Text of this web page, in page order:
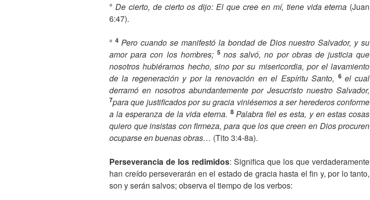
° De cierto, de cierto os dijo: El que cree en mí, tiene vida eterna (Juan
6:47).
° 4 Pero cuando se manifestó la bondad de Dios nuestro Salvador, y su
amor para con los hombres; 5 nos salvó, no por obras de justicia que
nosotros hubiéramos hecho, sino por su misericordia, por el lavamiento
de la regeneración y por la renovación en el Espíritu Santo, 6 el cual
derramó en nosotros abundantemente por Jesucristo nuestro Salvador,
7para que justificados por su gracia viniésemos a ser herederos conforme
a la esperanza de la vida eterna. 8 Palabra fiel es esta, y en estas cosas
quiero que insistas con firmeza, para que los que creen en Dios procuren
ocuparse en buenas obras… (Tito 3:4-8a).
Perseverancia de los redimidos: Significa que los que verdaderamente
han creído perseverarán en el estado de gracia hasta el fin y, por lo tanto,
son y serán salvos; observa el tiempo de los verbos: